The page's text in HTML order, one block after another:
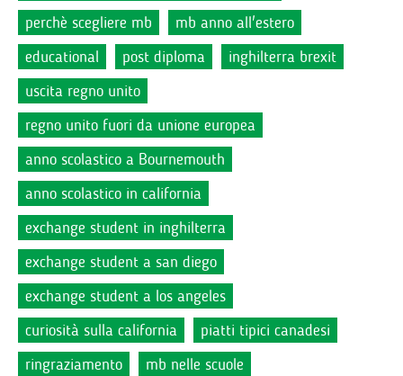
perchè scegliere mb
mb anno all'estero
educational
post diploma
inghilterra brexit
uscita regno unito
regno unito fuori da unione europea
anno scolastico a Bournemouth
anno scolastico in california
exchange student in inghilterra
exchange student a san diego
exchange student a los angeles
curiosità sulla california
piatti tipici canadesi
ringraziamento
mb nelle scuole